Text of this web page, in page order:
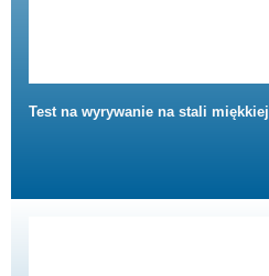
Test na wyrywanie na stali miękkiej